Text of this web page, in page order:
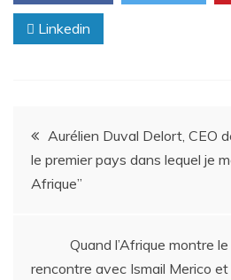
Linkedin
Aurélien Duval Delort, CEO
le premier pays dans lequel je
Afrique”
Quand l’Afrique montre
rencontre avec Ismail Merico et